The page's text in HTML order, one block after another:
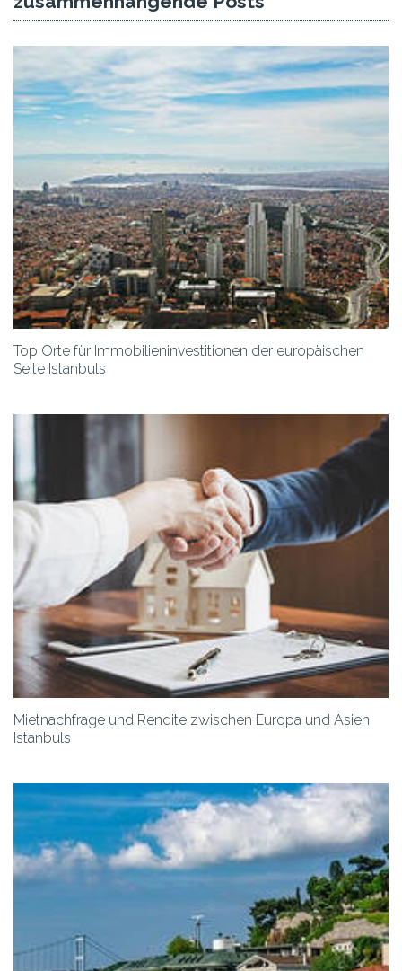
Top Orte für Immobilieninvestitionen der europäischen
Seite Istanbuls
Mietnachfrage und Rendite zwischen Europa und Asien
Istanbuls